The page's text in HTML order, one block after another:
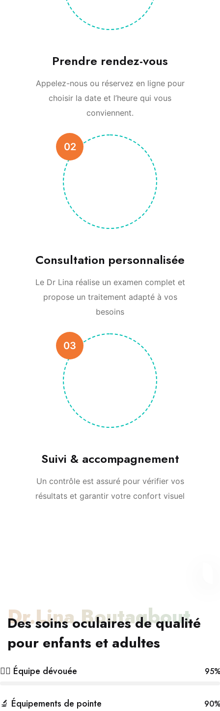
Prendre rendez-vous
Appelez-nous ou réservez en ligne pour
choisir la date et l’heure qui vous
conviennent.
02
Consultation personnalisée
Le Dr Lina réalise un examen complet et
propose un traitement adapté à vos
besoins
03
Suivi & accompagnement
Un contrôle est assuré pour vérifier vos
résultats et garantir votre confort visuel
Dr.Lina Boutaqbout
Des soins oculaires de qualité
pour enfants et adultes
👩‍⚕️ Équipe dévouée
🔬 Équipements de pointe